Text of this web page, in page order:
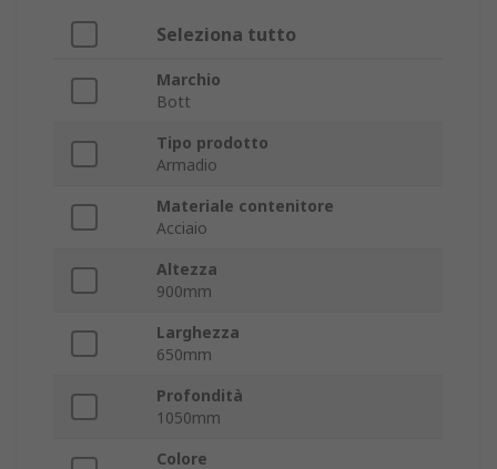
Seleziona tutto
Marchio
Bott
Tipo prodotto
Armadio
Materiale contenitore
Acciaio
Altezza
900mm
Larghezza
650mm
Profondità
1050mm
Colore